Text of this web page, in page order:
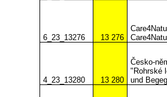
6_23_13276 13 276
4_23_13280 13 280
Česko-
"Rohrské
und